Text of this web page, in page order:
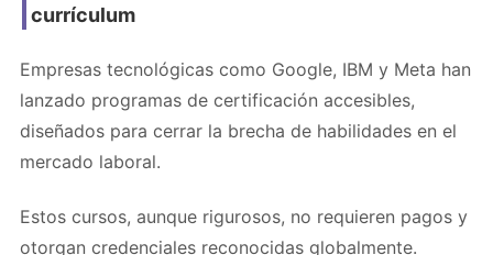
currículum
Empresas tecnológicas como Google, IBM y Meta han
lanzado programas de certificación accesibles,
diseñados para cerrar la brecha de habilidades en el
mercado laboral.
Estos cursos, aunque rigurosos, no requieren pagos y
otorgan credenciales reconocidas globalmente.